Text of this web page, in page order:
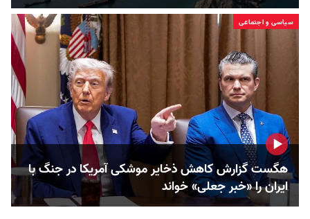
سیاسی و اجتماعی
هگست گزارش کاهش ذخایر موشکی آمریکا در جنگ با
ایران را «خبر جعلی» خواند